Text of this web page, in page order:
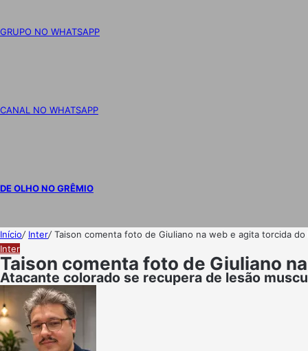
GRUPO NO WHATSAPP
CANAL NO WHATSAPP
DE OLHO NO GRÊMIO
Início/ Inter/Taison comenta foto de Giuliano na web e agita torcida
Inter
Taison comenta foto de Giuliano
Atacante colorado se recupera de lesão